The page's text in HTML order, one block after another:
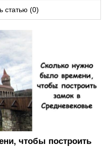
статью (0)
чтобы построить